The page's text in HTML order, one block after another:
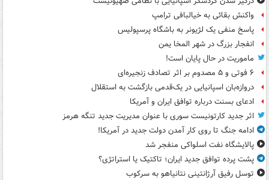
واکنش بقائی به خیالبافی ترامپ
پاسخ منفی یک لژیونر به باشگاه پرسپولیس
انفجار بزرگ در شهر المخا یمن
ماموریت در حال پایان است!
۶ فوتی و ۵ مصدوم بر اثر تصادف زنجیره‌ای
دروازه‌بان اسپانیایی در یک‌قدمی بازگشت به استقلال
ادعای بسنت درباره توافق ایران و آمریکا
اثر جدید کارتونیست سوری با عنوان مدیریت جدید تنگه هرمز
ادامه جنگ تا روی کار آمدن دولت جدید در آمریکا!
پالایشگاه نفت اسلواکی منفجر شد
پشت پرده توافق جدید ایران؛ تاکتیک یا استراتژی؟
توسل رفیق آرژانتینی نتانیاهو به سرکوب